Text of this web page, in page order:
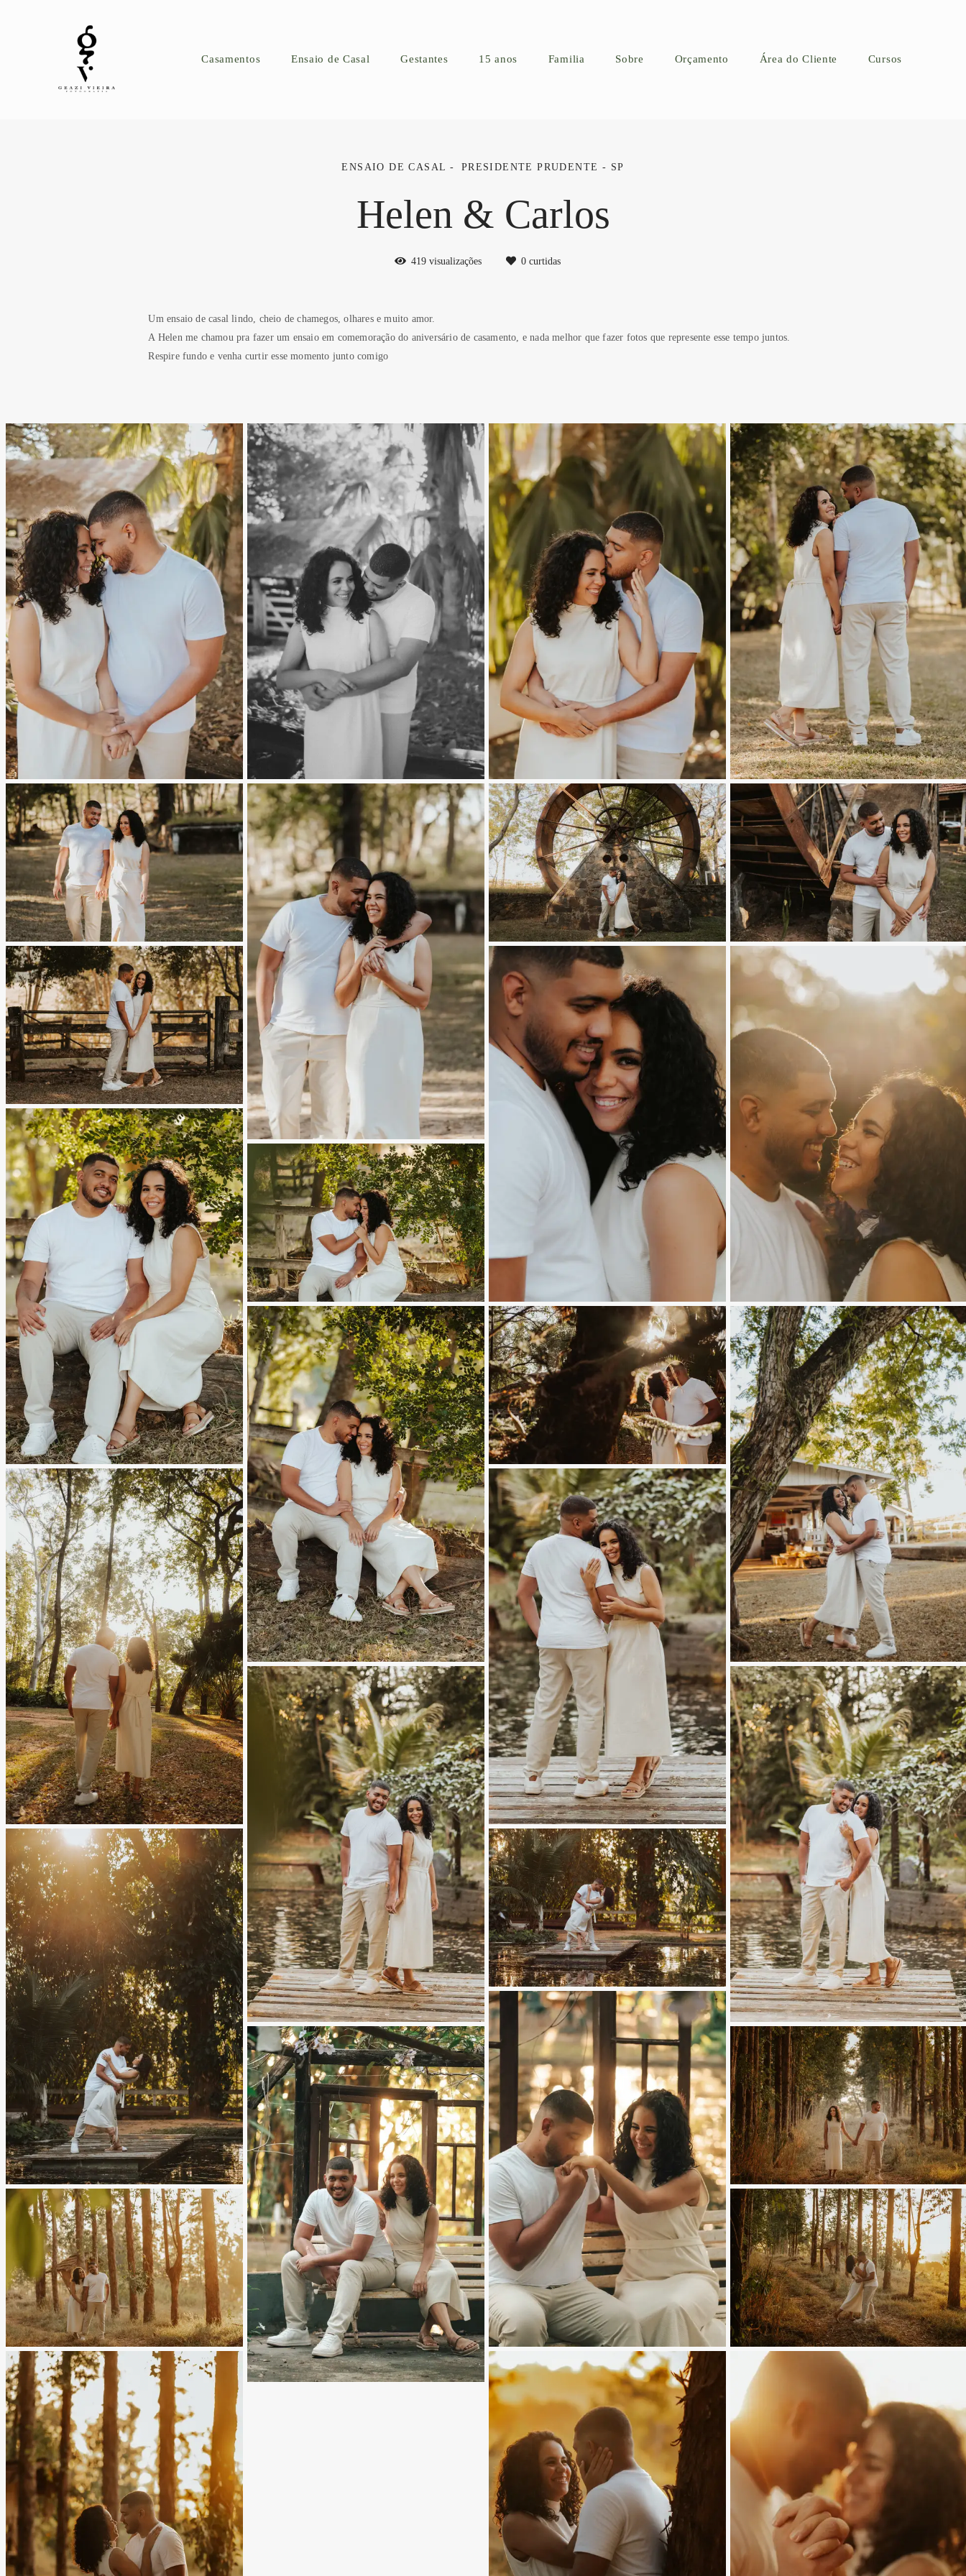
Casamentos Ensaio de Casal Gestantes 15 anos Familia Sobre Orçamento Área do Cliente Cursos
ENSAIO DE CASAL PRESIDENTE PRUDENTE - SP
Helen & Carlos
419 visualizações 0 curtidas
Um ensaio de casal lindo, cheio de chamegos, olhares e muito amor.
A Helen me chamou pra fazer um ensaio em comemoração do aniversário de casamento, e nada melhor que fazer fotos que represente esse tempo juntos.
Respire fundo e venha curtir esse momento junto comigo